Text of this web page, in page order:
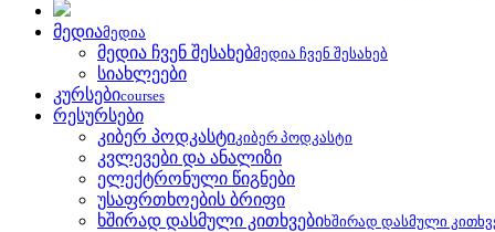
მედიამედია
მედია ჩვენ შესახებმედია ჩვენ შესახებ
სიახლეები
კურსებიcourses
რესურსები
კიბერ პოდკასტიკიბერ პოდკასტი
კვლევები და ანალიზი
ელექტრონული წიგნები
უსაფრთხოების ბრიფი
ხშირად დასმული კითხვებიხშირად დასმული